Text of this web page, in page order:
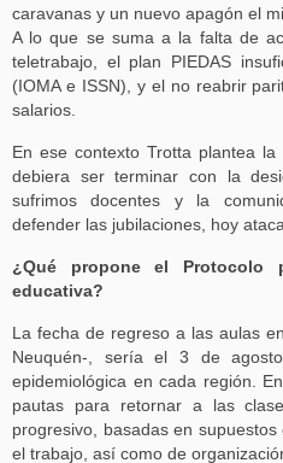
caravanas y un nuevo apagón el
A lo que se suma a la falta de
teletrabajo, el plan PIEDAS
(IOMA e ISSN), y el no reabrir
salarios.
En ese contexto Trotta plantea
debiera ser terminar con la
sufrimos docentes y la
defender las jubilaciones, hoy
¿Qué propone el Protocolo
educativa?
La fecha de regreso a las aulas
Neuquén-, sería el 3 de
epidemiológica en cada región.
pautas para retornar a las
progresivo, basadas en
el trabajo, así como de